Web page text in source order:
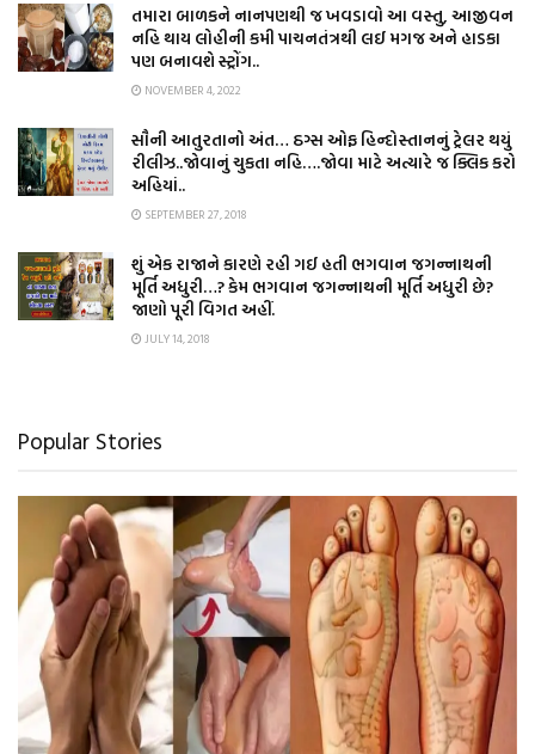
તમારા બાળકને નાનપણથી જ ખવડાવો આ વસ્તુ, આજીવન
નહિ થાય લોહીની કમી પાચનતંત્રથી લઈ મગજ અને હાડકા
પણ બનાવશે સ્ટ્રોંગ..
NOVEMBER 4, 2022
સૌની આતુરતાનો અંત… ઠગ્સ ઓફ હિન્દોસ્તાનનું ટ્રેલર થયું
રીલીઝ..જોવાનું ચુકતા નહિ….જોવા માટે અત્યારે જ ક્લિક કરો
અહિયાં..
SEPTEMBER 27, 2018
શું એક રાજાને કારણે રહી ગઈ હતી ભગવાન જગન્નાથની
મૂર્તિ અધુરી…? કેમ ભગવાન જગન્નાથની મૂર્તિ અધુરી છે?
જાણો પૂરી વિગત અહીં.
JULY 14, 2018
Popular Stories